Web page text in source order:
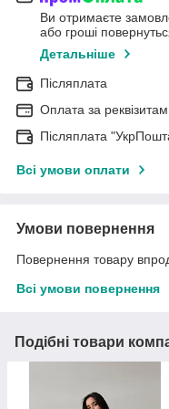
Ви отримаєте
або гроші
Детальніше
Післяплата
Оплата за
Післяплата
Всі умови оплати
Умови повернення
Повернення товару
Всі умови повернення
Подібні товари